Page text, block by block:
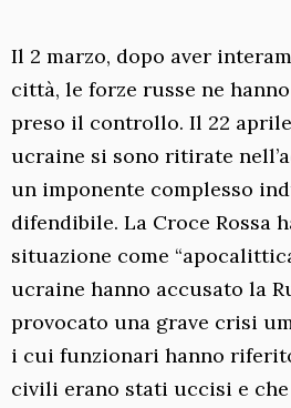
Il 2 marzo, dopo aver
città, le forze russe ne
preso il controllo. Il 22
ucraine si sono ritirate
un imponente complesso
difendibile. La Croce Rossa
situazione come
ucraine hanno accusato la
provocato una grave crisi
i cui funzionari hanno
civili erano stati uccisi e